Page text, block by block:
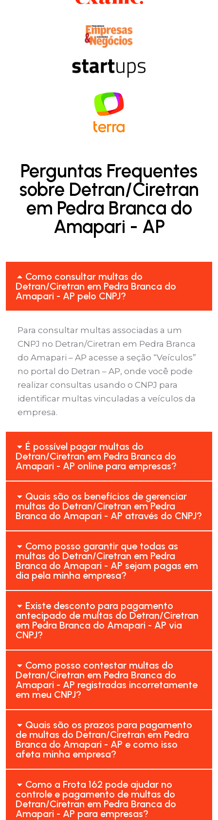
Perguntas Frequentes
sobre Detran/Ciretran
em Pedra Branca do
Amapari - AP
Como consultar multas do
Detran/Ciretran em Pedra Branca do
Amapari - AP pelo CNPJ?
Para consultar multas associadas a um
CNPJ no Detran/Ciretran em Pedra Branca
do Amapari – AP acesse a seção “Veículos”
no portal do Detran – AP, onde você pode
realizar consultas usando o CNPJ para
identificar multas vinculadas a veículos da
empresa.
É possível pagar multas do
Detran/Ciretran em Pedra Branca do
Amapari - AP online para empresas?
Quais são os benefícios de gerenciar
multas do Detran/Ciretran em Pedra
Branca do Amapari - AP através do CNPJ?
Como posso garantir que todas as
multas do Detran/Ciretran em Pedra
Branca do Amapari - AP sejam pagas em
dia pela minha empresa?
Existe desconto para pagamento
antecipado de multas do Detran/Ciretran
em Pedra Branca do Amapari - AP via
CNPJ?
Como posso contestar multas do
Detran/Ciretran em Pedra Branca do
Amapari - AP registradas incorretamente
em meu CNPJ?
Quais são os prazos para pagamento
de multas do Detran/Ciretran em Pedra
Branca do Amapari - AP e como isso
afeta minha empresa?
Como a Frota 162 pode ajudar no
controle e pagamento de multas do
Detran/Ciretran em Pedra Branca do
Amapari - AP para empresas?